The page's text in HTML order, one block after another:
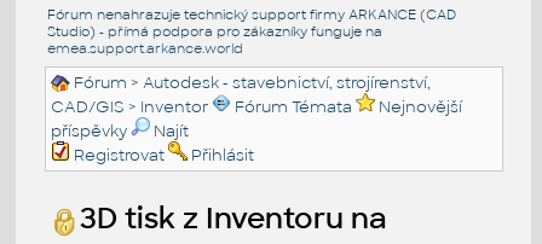
Fórum nenahrazuje technický support firmy ARKANCE (CAD
Studio) - přímá podpora pro zákazníky funguje na
emea.support.arkance.world
Fórum >Autodesk - stavebnictví, strojírenství,
CAD/GIS > Inventor Fórum Témata
Nejnovější
příspěvky
Najít
Registrovat
Přihlásit
3D tisk z Inventoru na